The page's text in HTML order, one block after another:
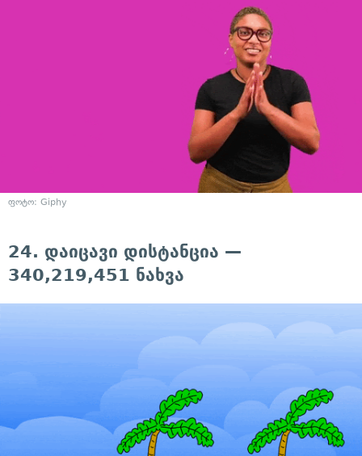
ფოტო: Giphy
24. დაიცავი დისტანცია —
340,219,451 ნახვა